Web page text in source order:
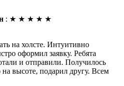
: ★ ★ ★ ★ ★
на холсте. Интуитивно
оформил заявку. Ребята
и отправили. Получилось
высоте, подарил другу. Всем